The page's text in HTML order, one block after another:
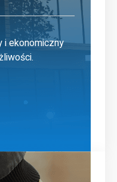
i ekonomiczny